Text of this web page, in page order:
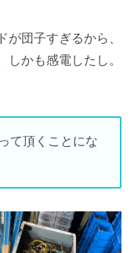
団子すぎるから、
かも感電したし。
て頂くことにな